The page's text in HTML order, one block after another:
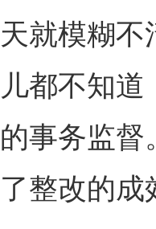
就模糊不
都不知
事务监
整改的成